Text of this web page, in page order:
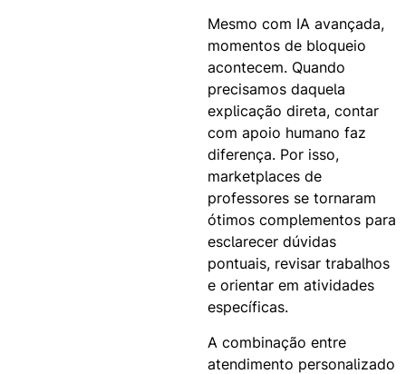
Mesmo com IA avançada,
momentos de bloqueio
acontecem. Quando
precisamos daquela
explicação direta, contar
com apoio humano faz
diferença. Por isso,
marketplaces de
professores se tornaram
ótimos complementos para
esclarecer dúvidas
pontuais, revisar trabalhos
e orientar em atividades
específicas.
A combinação entre
atendimento personalizado